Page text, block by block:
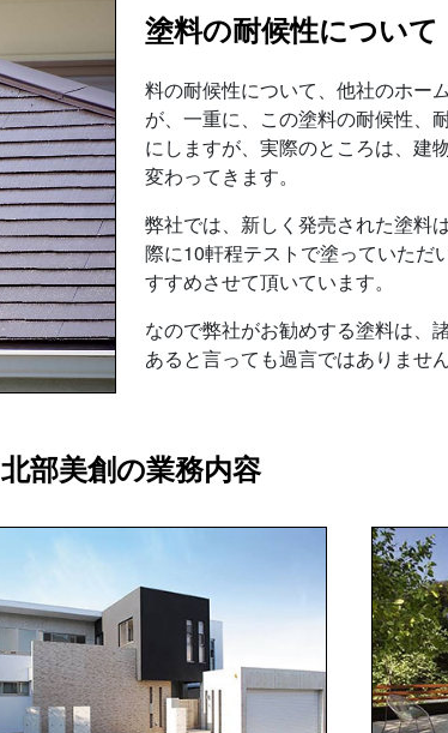
塗料の耐候性について
料の耐候性について、他社のホー
が、一重に、この塗料の耐候性、
にしますが、実際のところは、建
変わってきます。
弊社では、新しく発売された塗料
際に10軒程テストで塗っていただ
すすめさせて頂いています。
なので弊社がお勧めする塗料は、
あると言っても過言ではありません
北部美創の業務内容